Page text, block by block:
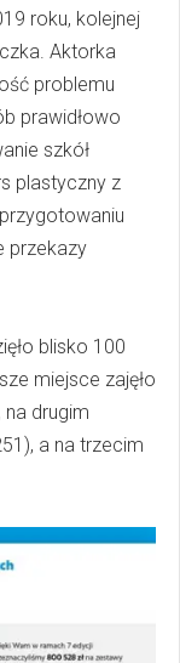
roku, kolejnej
Aktorka
problemu
prawidłowo
szkół
plastyczny z
przekazy
blisko 100
miejsce zajęło
drugim
a na trzecim